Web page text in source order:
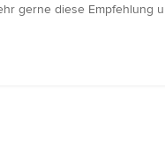
gerne diese Empfehlung